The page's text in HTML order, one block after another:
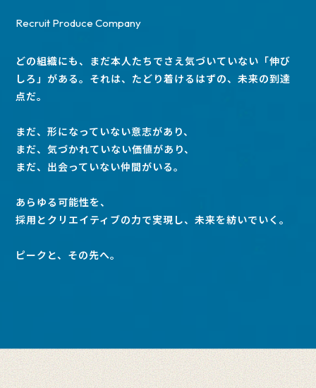
Recruit Produce Company
どの組織にも、まだ本人たちでさえ気づいていない「伸び
しろ」がある。それは、たどり着けるはずの、未来の到達
点だ。
まだ、形になっていない意志があり、
まだ、気づかれていない価値があり、
まだ、出会っていない仲間がいる。
あらゆる可能性を、
採用とクリエイティブの力で実現し、未来を紡いでいく。
ピークと、その先へ。